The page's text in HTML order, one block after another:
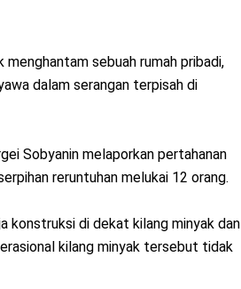
sebuah rumah pribadi,
dalam serangan terpisah di
Sobyanin melaporkan pertahanan
reruntuhan melukai 12 orang.
konstruksi di dekat kilang minyak dan
kilang minyak tersebut tidak